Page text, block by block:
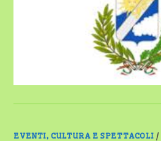
LUGLIO
EVENTI, CULTURA E SPETTACOLI /